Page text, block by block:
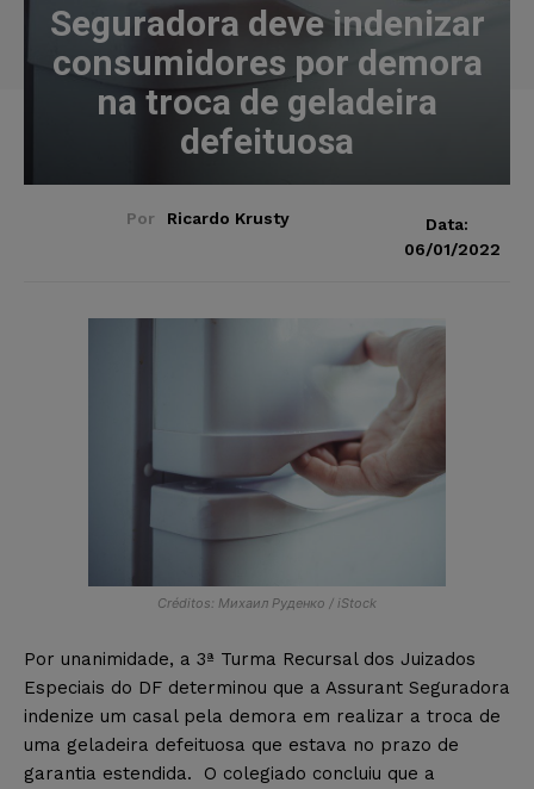
Seguradora deve indenizar
consumidores por demora
na troca de geladeira
defeituosa
Por Ricardo Krusty
Data:
06/01/2022
Créditos: Михаил Руденко / iStock
Por unanimidade, a 3ª Turma Recursal dos Juizados
Especiais do DF determinou que a Assurant Seguradora
indenize um casal pela demora em realizar a troca de
uma geladeira defeituosa que estava no prazo de
garantia estendida. O colegiado concluiu que a